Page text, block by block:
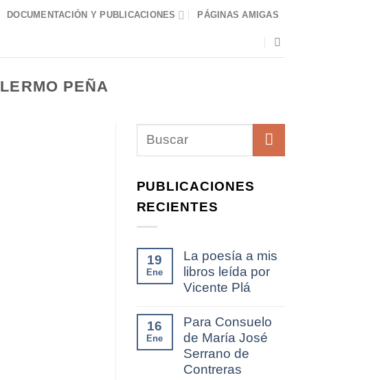
DOCUMENTACIÓN Y PUBLICACIONES PÁGINAS AMIGAS
PEÑA
PUBLICACIONES
RECIENTES
19
Ene
La poesía a mis
libros leída por
Vicente Plá
16
Ene
Para Consuelo
de María José
Serrano de
Contreras